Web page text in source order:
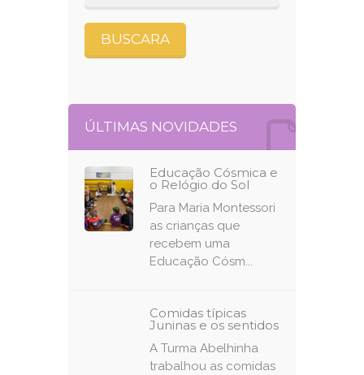
ÚLTIMAS NOVIDADES
Educação Cósmica e
o Relógio do Sol
Para Maria Montessori
as crianças que
recebem uma
Educação Cósm...
Comidas típicas
Juninas e os sentidos
A Turma Abelhinha
trabalhou as comidas